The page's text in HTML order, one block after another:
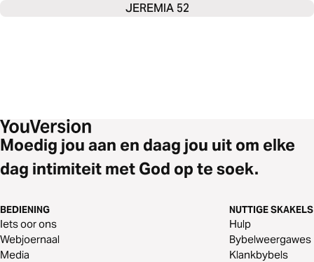
JEREMIA 52
Moedig jou aan en daag jou uit om elke
dag intimiteit met God op te soek.
BEDIENING
Iets oor ons
Webjoernaal
Media
NUTTIGE SKAKELS
Hulp
Bybelweergawes
Klankbybels